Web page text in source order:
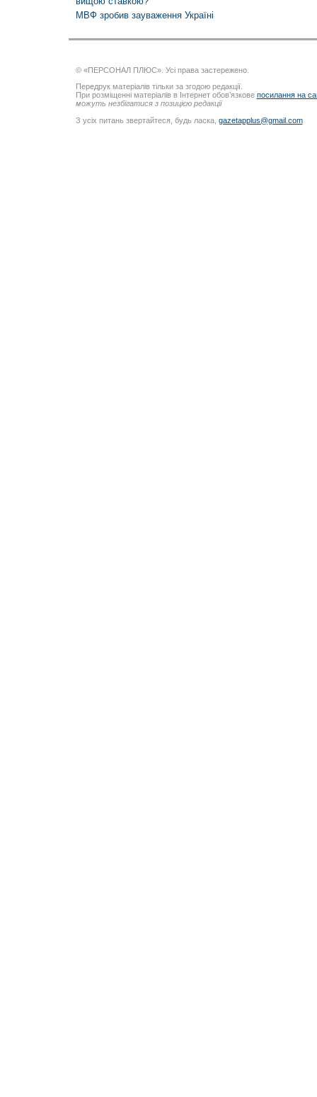
МВФ зробив зауваження Україні
© «ПЕРСОНАЛ ПЛЮС». Усі права застережено.
Передрук матеріалів тільки за згодою редакції.
При розміщенні матеріалів в Інтернет обов’язкове посилання на
можуть незбігатися з позицією редакції
З усіх питань звертайтеся, будь ласка, gazetapplus@gmail.com